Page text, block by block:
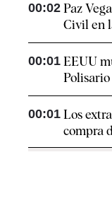
00:02 Paz
Civil en
00:01 EEUU
00:01 Los
compra